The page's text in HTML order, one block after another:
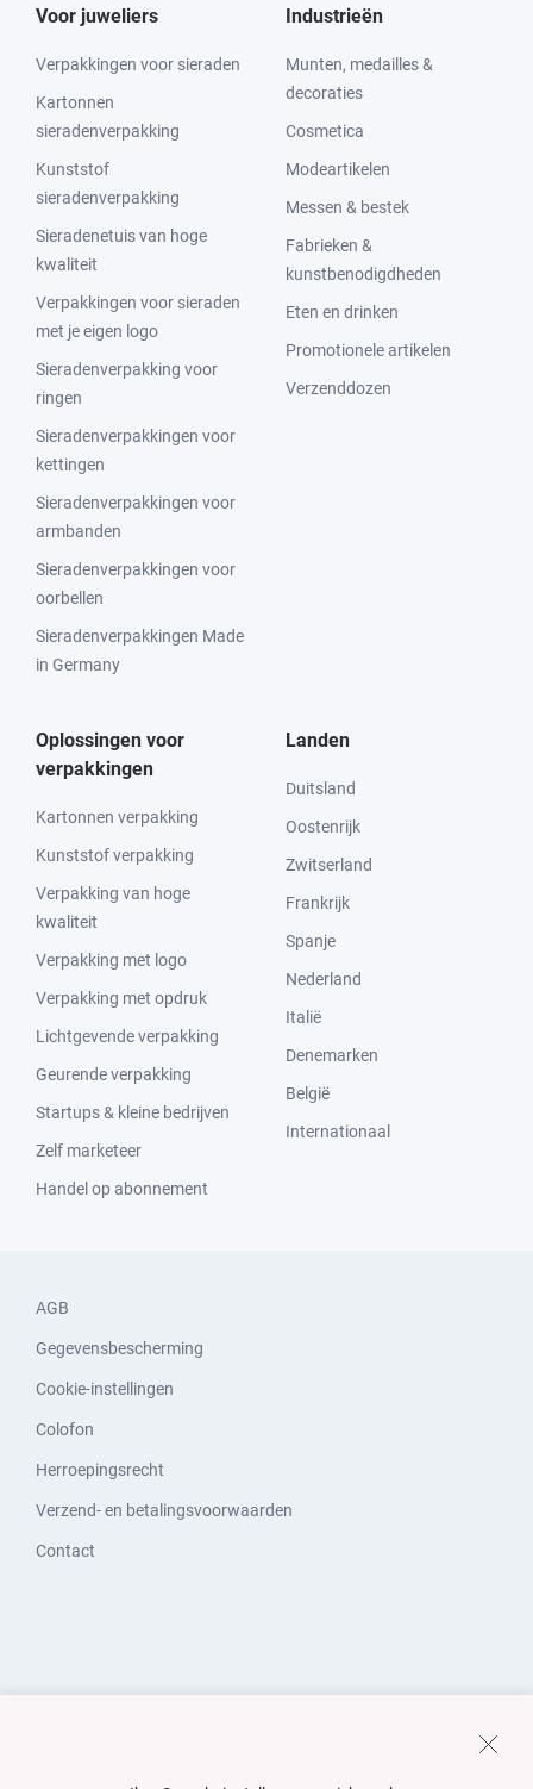
Voor juweliers
Verpakkingen voor sieraden
Kartonnen
sieradenverpakking
Kunststof
sieradenverpakking
Sieradenetuis van hoge
kwaliteit
Verpakkingen voor sieraden
met je eigen logo
Sieradenverpakking voor
ringen
Sieradenverpakkingen voor
kettingen
Sieradenverpakkingen voor
armbanden
Sieradenverpakkingen voor
oorbellen
Sieradenverpakkingen Made
in Germany
Industrieën
Munten, medailles &
decoraties
Cosmetica
Modeartikelen
Messen & bestek
Fabrieken &
kunstbenodigdheden
Eten en drinken
Promotionele artikelen
Verzenddozen
Oplossingen voor
verpakkingen
Kartonnen verpakking
Kunststof verpakking
Verpakking van hoge
kwaliteit
Verpakking met logo
Verpakking met opdruk
Lichtgevende verpakking
Geurende verpakking
Startups & kleine bedrijven
Zelf marketeer
Handel op abonnement
Landen
Duitsland
Oostenrijk
Zwitserland
Frankrijk
Spanje
Nederland
Italië
Denemarken
België
Internationaal
AGB
Gegevensbescherming
Cookie-instellingen
Colofon
Herroepingsrecht
Verzend- en betalingsvoorwaarden
Contact